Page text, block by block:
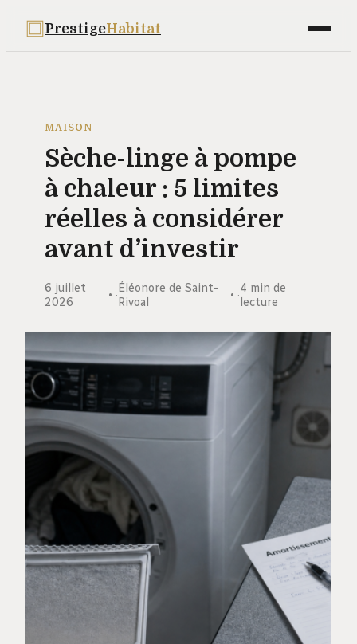
PrestigeHabitat
Déco
Bricolage
Jardinage
Immobilier
MAISON
Sèche-linge à pompe
à chaleur : 5 limites
réelles à considérer
avant d’investir
6 juillet
2026
·Éléonore de Saint-
Rivoal
·4 min de
lecture